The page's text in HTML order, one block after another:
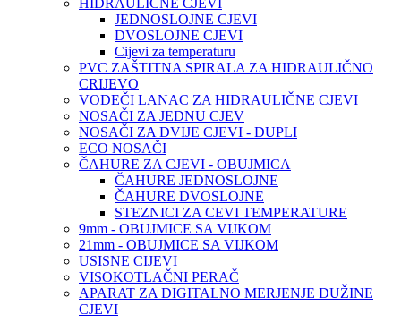
HIDRAULIČNE CJEVI
JEDNOSLOJNE CJEVI
DVOSLOJNE CJEVI
Cijevi za temperaturu
PVC ZAŠTITNA SPIRALA ZA HIDRAULIČNO
CRIJEVO
VODEČI LANAC ZA HIDRAULIČNE CJEVI
NOSAČI ZA JEDNU CJEV
NOSAČI ZA DVIJE CJEVI - DUPLI
ECO NOSAČI
ČAHURE ZA CJEVI - OBUJMICA
ČAHURE JEDNOSLOJNE
ČAHURE DVOSLOJNE
STEZNICI ZA CEVI TEMPERATURE
9mm - OBUJMICE SA VIJKOM
21mm - OBUJMICE SA VIJKOM
USISNE CIJEVI
VISOKOTLAČNI PERAČ
APARAT ZA DIGITALNO MERJENJE DUŽINE
CJEVI